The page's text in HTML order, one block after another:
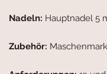
Nadeln: Hauptnadel 5
Zubehör: